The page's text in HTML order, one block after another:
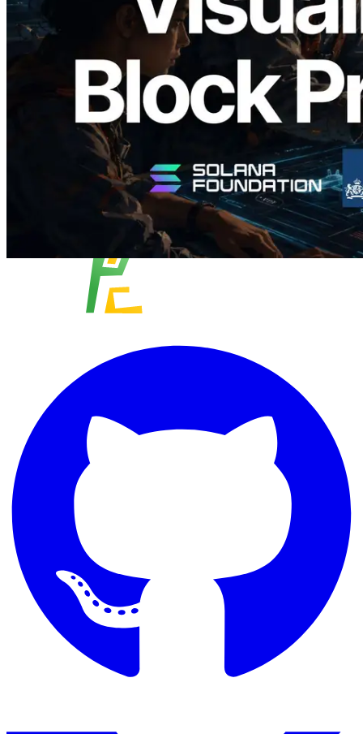
slot en de toegewezen validator
gevisualiseerd